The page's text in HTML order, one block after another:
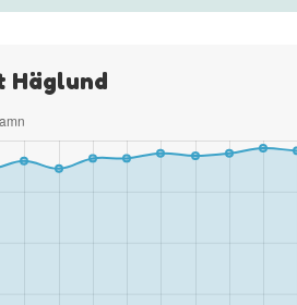
Häglund